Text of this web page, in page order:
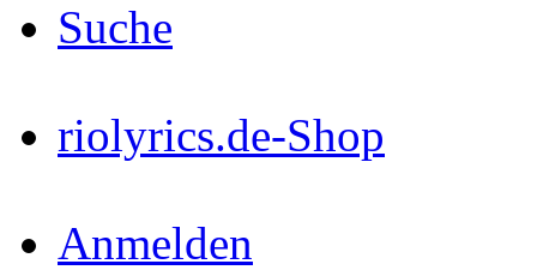
Suche
riolyrics.de-Shop
Anmelden